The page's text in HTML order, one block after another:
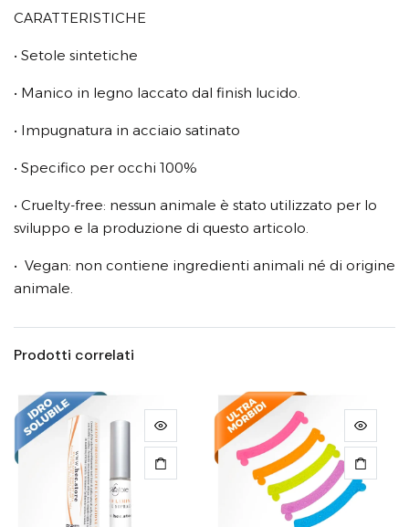
CARATTERISTICHE
• Setole sintetiche
• Manico in legno laccato dal finish lucido.
• Impugnatura in acciaio satinato
• Specifico per occhi 100%
• Cruelty-free: nessun animale è stato utilizzato per lo
sviluppo e la produzione di questo articolo.
• Vegan: non contiene ingredienti animali né di origine
animale.
Prodotti correlati